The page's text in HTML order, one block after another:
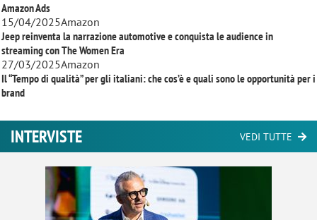
Amazon Ads
15/04/2025Amazon
Jeep reinventa la narrazione automotive e conquista le audience in
streaming conThe Women Era
27/03/2025Amazon
Il “Tempo di qualità” per gli italiani: che cos’è e quali sono le opportunità per i
brand
INTERVISTE VEDI TUTTE